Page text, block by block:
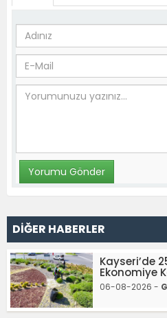
DİĞER HABERLER
Kayseri’de
Ekonomiye
06-08-2026 -